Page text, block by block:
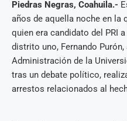
Piedras Negras, Coahuila.-
años de aquella noche en la
quien era candidato del PRI
distrito uno, Fernando
Administración de la
tras un debate político,
arrestos relacionados al